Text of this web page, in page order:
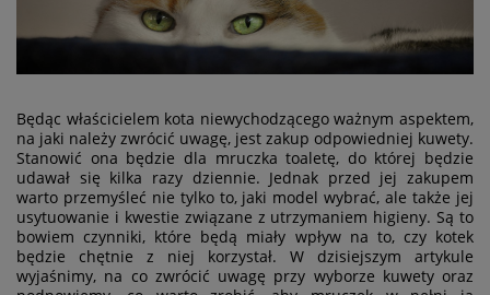
Będąc właścicielem kota niewychodzącego ważnym aspektem,
na jaki należy zwrócić uwagę, jest zakup odpowiedniej kuwety.
Stanowić ona będzie dla mruczka toaletę, do której będzie
udawał się kilka razy dziennie. Jednak przed jej zakupem
warto przemyśleć nie tylko to, jaki model wybrać, ale także jej
usytuowanie i kwestie związane z utrzymaniem higieny. Są to
bowiem czynniki, które będą miały wpływ na to, czy kotek
będzie chętnie z niej korzystał. W dzisiejszym artykule
wyjaśnimy, na co zwrócić uwagę przy wyborze kuwety oraz